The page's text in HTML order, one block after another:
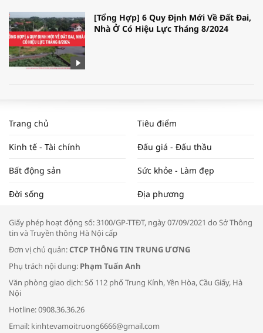
[Tổng Hợp] 6 Quy Định Mới Về Đất Đai,
Nhà Ở Có Hiệu Lực Tháng 8/2024
NAM NĂM 2024 VÀ NĂM 2025 | NHỊP
ĐẬP THỊ TRƯỜNG #62
Tọa đàm “Xúc tiến thương mại: Khơi
Bác sĩ tư vấn cách phòng tránh bệnh
đường hô hấp trong thời tiết giao mùa
Trang chủ Tiêu điểm
Kinh tế - Tài chính Đấu giá - Đấu thầu
Bất động sản Sức khỏe - Làm đẹp
Đời sống Địa phương
Giấy phép hoạt động số: 3100/GP-TTĐT, ngày 07/09/2021 do Sở Thông
tin và Truyền thông Hà Nội cấp
Đơn vị chủ quản:CTCP THÔNG TIN TRUNG ƯƠNG
Phụ trách nội dung: Phạm Tuấn Anh
Văn phòng giao dịch: Số 112 phố Trung Kính, Yên Hòa, Cầu Giấy, Hà
Nội
Hotline: 0908.36.36.26
Email: kinhtevamoitruong6666@gmail.com